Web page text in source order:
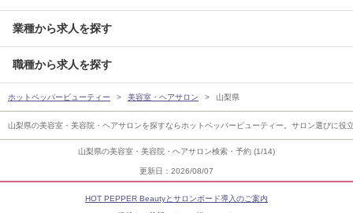
山梨県の美容室・美容院・ヘアサロン検索・予約 (1/14)
更新日：2026/08/07
業種から求人を探す
職種から求人を探す
ホットペッパービューティー 美容室・ヘアサロン 山梨県
山梨県の美容室・美容院・ヘアサロンを探すならホットペッパービューティー。サロン選びに
HOT PEPPER Beautyとサロンボード導入のご案内